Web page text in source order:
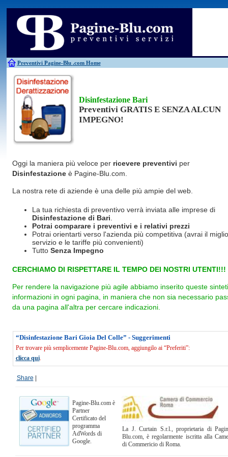
Preventivi Pagine-Blu .com Home
Antifurti
Allarme
Bagni chimici
Edilizia Giardinieri
Caldaie
Falegnami Idraulici
Canne fumarie
Disinfestazione Bari
Preventivi GRATIS E SENZA ALCUN
IMPEGNO!
Oggi la maniera più veloce per ricevere preventivi per
Disinfestazioneè Pagine-Blu.com.
La nostra rete di aziende è una delle più ampie del web.
La tua richiesta di preventivo verrà inviata alle imprese di
Disinfestazione di Bari
Potrai comparare i preventivi e i relativi prezzi
Potrai orientarti verso l'azienda più competitiva (avrai il
servizio e le tariffe più convenienti)
Tutto Senza Impegno
CERCHIAMO DI RISPETTARE IL TEMPO DEI NOSTRI UTENTI!!!
Per rendere la navigazione più agile abbiamo inserito queste
informazioni in ogni pagina, in maniera che non sia necessario
da una pagina all'altra per cercare indicazioni.
“Disinfestazione Bari Gioia Del Colle” - Suggerimenti
Per trovare più semplicemente Pagine-Blu.com, aggiungilo ai “Preferiti”:
clicca qui.
Share
Pagine-Blu.com è
Partner
Certificato del
programma
AdWords di
Google.
La J. Curtain S.r.l., proprietaria di
Blu.com, è regolarmente iscritta alla
di Commericio di Roma.